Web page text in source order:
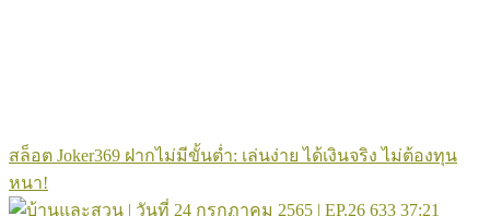
สล็อต Joker369 ฝากไม่มีขั้นต่ำ: เล่นง่าย ได้เงินจริง ไม่ต้องทุน
หนา!
633 37:21